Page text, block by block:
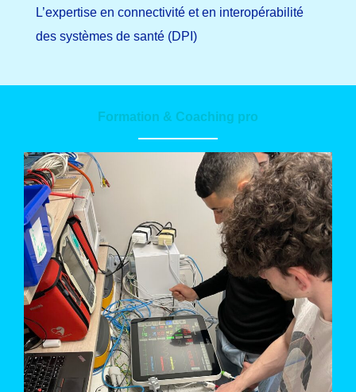
L’expertise en connectivité et en interopérabilité
des systèmes de santé (DPI)
Formation & Coaching pro